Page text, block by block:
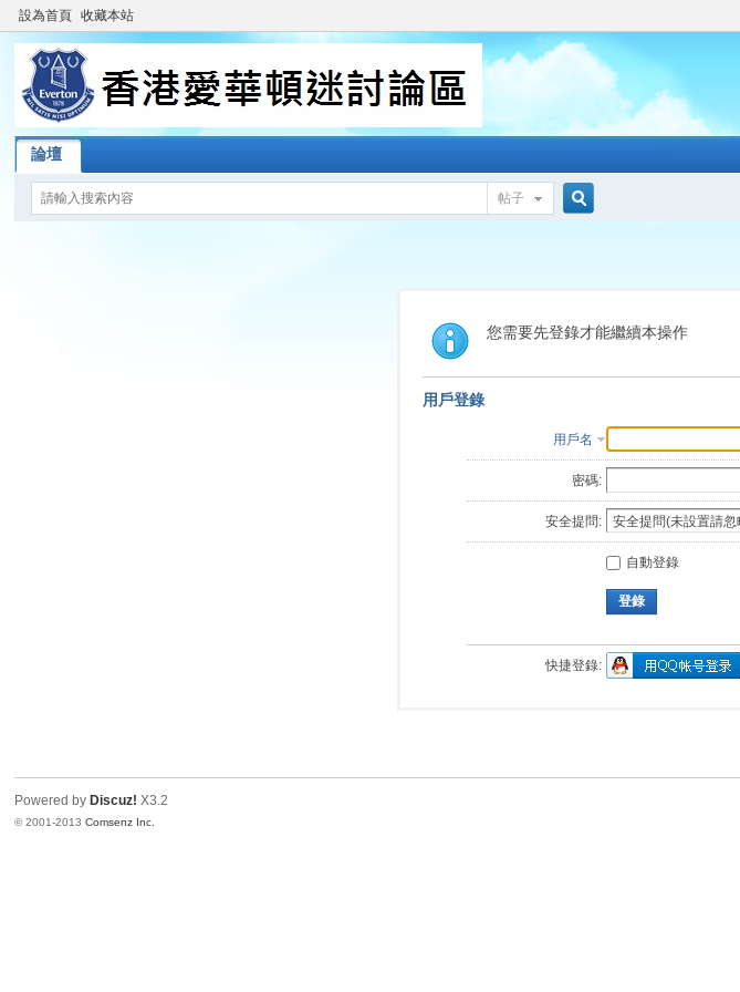
設為首頁 收藏本站
論壇
帖子
索
您需要先登錄才能繼續本操作
用戶登錄
用戶名
密碼:
安全提問:
自動登錄
登錄
快捷登錄:
Powered by Discuz! X3.2
© 2001-2013Comsenz Inc.